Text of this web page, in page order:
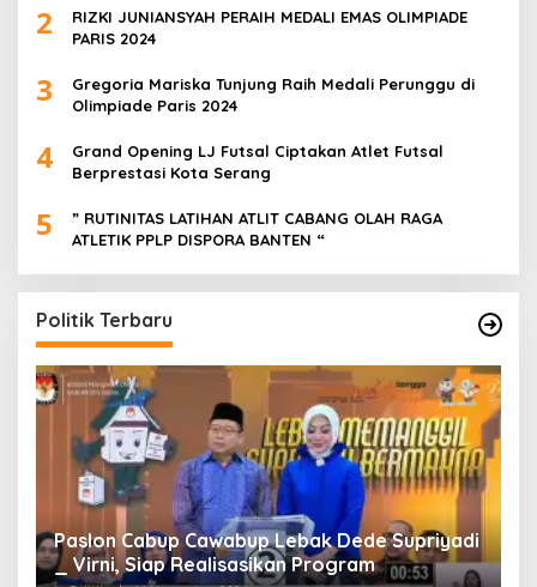
2
RIZKI JUNIANSYAH PERAIH MEDALI EMAS OLIMPIADE
PARIS 2024
3
Gregoria Mariska Tunjung Raih Medali Perunggu di
Olimpiade Paris 2024
4
Grand Opening LJ Futsal Ciptakan Atlet Futsal
Berprestasi Kota Serang
5
” RUTINITAS LATIHAN ATLIT CABANG OLAH RAGA
ATLETIK PPLP DISPORA BANTEN “
Politik Terbaru
Paslon Cabup Cawabup Lebak Dede Supriyadi
_ Virni, Siap Realisasikan Program